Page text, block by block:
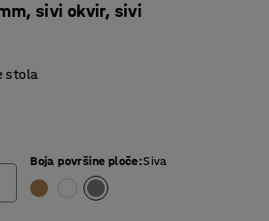
sivi okvir, sivi
stola
Boja površine ploče:Siva